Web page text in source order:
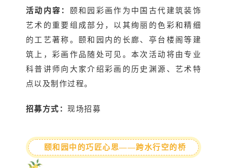
活动内容：
颐和园彩画作为中国古代建筑装饰
艺术的重要组成部分，以其绚丽的色彩和精细
的工艺著称。颐和园内的长廊、亭台楼阁等建
筑上，彩画作品随处可见。本次活动将由专业
科普讲师向大家介绍彩画的历史渊源、艺术特
点以及制作过程。
招募方式：现场招募
颐和园中的巧匠心思——跨水行空的桥